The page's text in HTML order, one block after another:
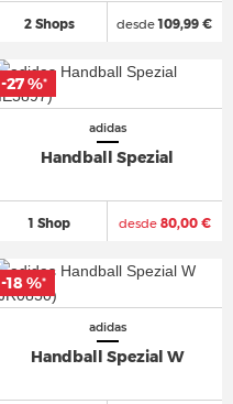
2 Shops desde109,99 €
adidas
Handball Spezial
1 Shop desde80,00 €
-27 %*
-27 %*
adidas
Handball Spezial W
-18 %*
-18 %*